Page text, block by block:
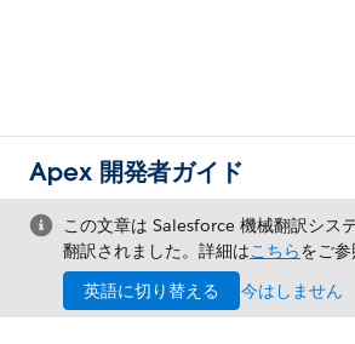
Apex 開発者ガイド
この文章は Salesforce 機械翻訳シス
翻訳されました。詳細はこちらをご参
英語に切り替える
今はしません